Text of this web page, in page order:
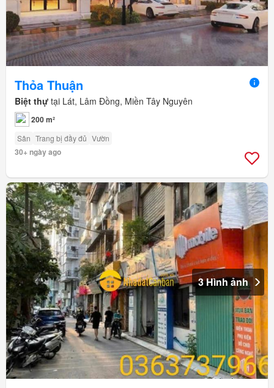
Thỏa Thuận
Biệt thự tại Lát, Lâm Đồng, Miền Tây Nguyên
200 m²
Sân Trang bị đầy đủ Vườn
30+ ngày ago
3 Hình ảnh